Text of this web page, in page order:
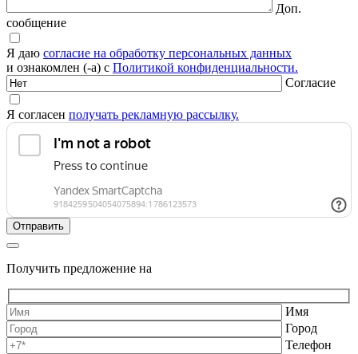
Доп.
сообщение
Я даю согласие на обработку персональных данных
и ознакомлен (-а) с Политикой конфиденциальности.
Согласие
Я согласен получать рекламную рассылку.
Получить предложение на
Имя
Город
Телефон